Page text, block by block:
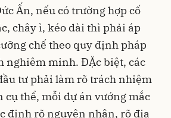
Ấn, nếu có trường hợp cố
chây ì, kéo dài thì phải áp
chế theo quy định pháp
nghiêm minh. ĐẶc biệt, các
tư phải làm rõ trách nhiệm
cụ thể, mỗi dự án vướng mắc
định rõ nguyên nhân, rõ địa